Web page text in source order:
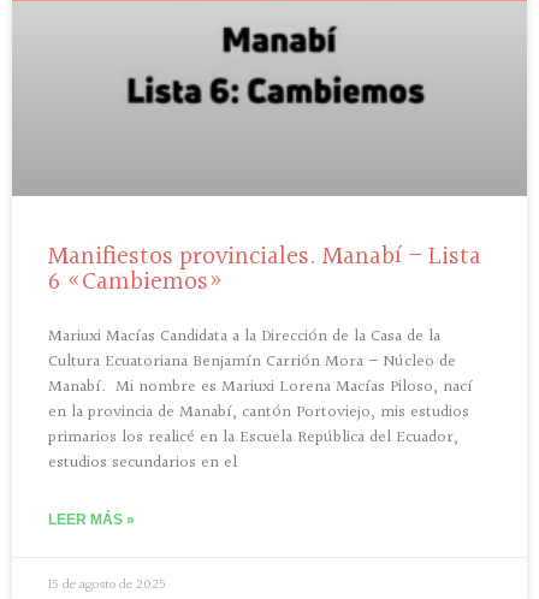
Manifiestos provinciales. Manabí – Lista
6 «Cambiemos»
Mariuxi Macías Candidata a la Dirección de la Casa de la
Cultura Ecuatoriana Benjamín Carrión Mora – Núcleo de
Manabí. Mi nombre es Mariuxi Lorena Macías Piloso, nací
en la provincia de Manabí, cantón Portoviejo, mis estudios
primarios los realicé en la Escuela República del Ecuador,
estudios secundarios en el
LEER MÁS »
15 de agosto de 2025